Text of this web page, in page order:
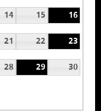
14 15 16
21 22 23
28 29 30